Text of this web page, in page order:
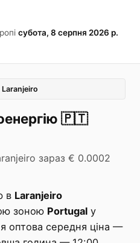
субота, 8 серпня 2026 р.
Laranjeiro
🇵🇹
зараз € 0.0002
в Laranjeiro
зоною Portugal у
оптова середня ціна —